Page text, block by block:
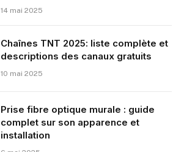
14 mai 2025
Chaînes TNT 2025: liste complète et
descriptions des canaux gratuits
10 mai 2025
Prise fibre optique murale : guide
complet sur son apparence et
installation